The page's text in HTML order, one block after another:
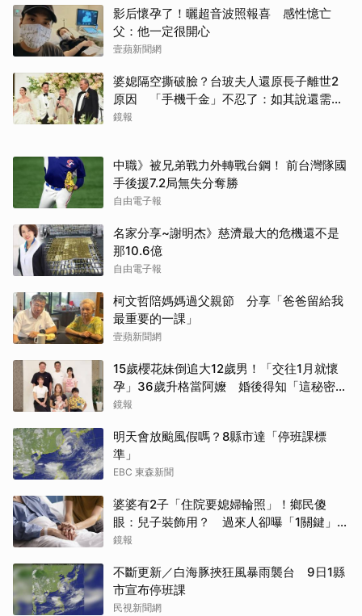
影后懷孕了！曬超音波照報喜 感性憶亡
父：他一定很開心
壹蘋新聞網
婆媳隔空撕破臉？台玻夫人還原長子離世2
原因 「手機千金」不忍了：如其說還需要
離開嗎？
鏡報
中職》被兄弟戰力外轉戰台鋼！ 前台灣隊國
手後援7.2局無失分奪勝
自由電子報
名家分享~謝明杰》慈濟最大的危機還不是
那10.6億
自由電子報
柯文哲陪媽媽過父親節 分享「爸爸留給我
最重要的一課」
壹蘋新聞網
15歲櫻花妹倒追大12歲男！「交往1月就懷
孕」36歲升格當阿嬤 婚後得知「這秘密」
傻眼了
鏡報
明天會放颱風假嗎？8縣市達「停班課標
準」
EBC 東森新聞
婆婆有2子「住院要媳婦輪照」！鄉民傻
眼：兒子裝飾用？ 過來人卻曝「1關鍵」才
做決定
鏡報
不斷更新／白海豚挾狂風暴雨襲台 9日1縣
市宣布停班課
民視新聞網
取消